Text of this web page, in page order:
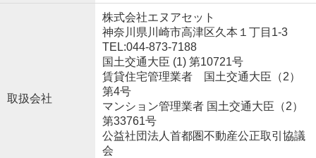
取扱会社
株式会社エヌアセット
神奈川県川崎市高津区久本１丁目1-3
TEL:044-873-7188
国土交通大臣 (1) 第10721号
賃貸住宅管理業者 国土交通大臣（2）
第4号
マンション管理業者 国土交通大臣（2）
第33761号
公益社団法人首都圏不動産公正取引協議
会